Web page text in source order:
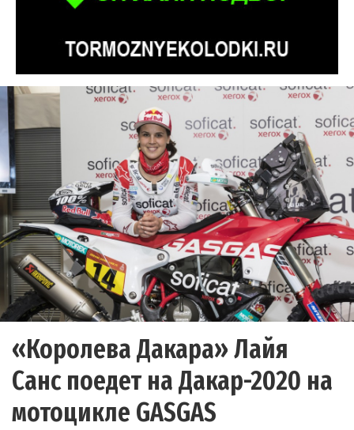
«Королева Дакара» Лайя
Санс поедет на Дакар-2020 на
мотоцикле GASGAS